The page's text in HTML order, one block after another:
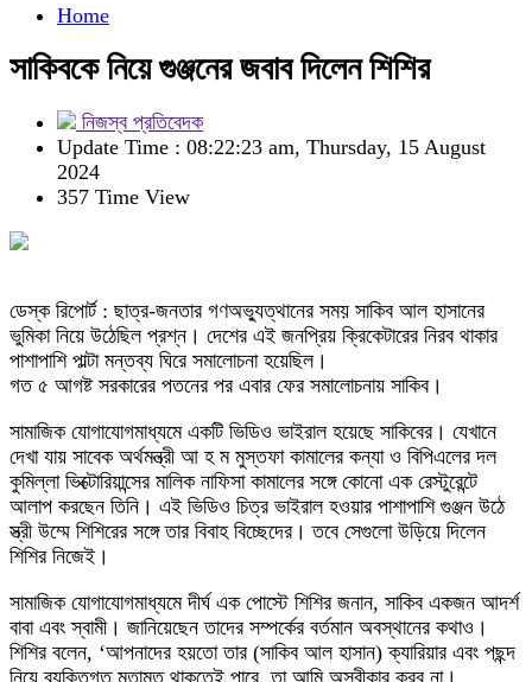
Home
সাকিবকে নিয়ে গুঞ্জনের জবাব দিলেন শিশির
নিজস্ব প্রতিবেদক
Update Time : 08:22:23 am, Thursday, 15 August
2024
357 Time View
ডেস্ক রিপোর্ট : ছাত্র-জনতার গণঅভ্যুত্থানের সময় সাকিব আল হাসানের
ভুমিকা নিয়ে উঠেছিল প্রশ্ন। দেশের এই জনপ্রিয় ক্রিকেটারের নিরব থাকার
পাশাপাশি পাল্টা মন্তব্য ঘিরে সমালোচনা হয়েছিল।
গত ৫ আগষ্ট সরকারের পতনের পর এবার ফের সমালোচনায় সাকিব।
সামাজিক যোগাযোগমাধ্যমে একটি ভিডিও ভাইরাল হয়েছে সাকিবের। যেখানে
দেখা যায় সাবেক অর্থমন্ত্রী আ হ ম মুস্তফা কামালের কন্যা ও বিপিএলের দল
কুমিল্লা ভিক্টোরিয়ান্সের মালিক নাফিসা কামালের সঙ্গে কোনো এক রেস্টুরেন্টে
আলাপ করছেন তিনি। এই ভিডিও চিত্র ভাইরাল হওয়ার পাশাপাশি গুঞ্জন উঠে
স্ত্রী উম্মে শিশিরের সঙ্গে তার বিবাহ বিচ্ছেদের। তবে সেগুলো উড়িয়ে দিলেন
শিশির নিজেই।
সামাজিক যোগাযোগমাধ্যমে দীর্ঘ এক পোস্টে শিশির জনান, সাকিব একজন আদর্শ
বাবা এবং স্বামী। জানিয়েছেন তাদের সম্পর্কের বর্তমান অবস্থানের কথাও।
শিশির বলেন, ‘আপনাদের হয়তো তার (সাকিব আল হাসান) ক্যারিয়ার এবং পছন্দ
নিয়ে ব্যক্তিগত মতামত থাকতেই পারে, তা আমি অস্বীকার করব না।